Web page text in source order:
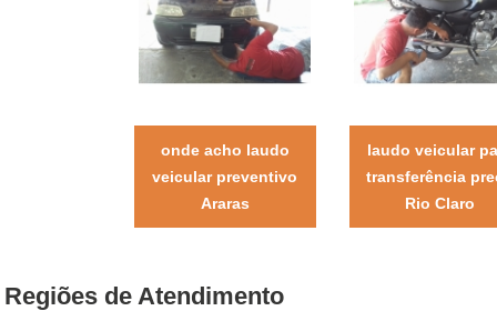
onde acho laudo
veicular preventivo
Araras
laudo veicular
transferência
Rio Claro
Regiões de Atendimento